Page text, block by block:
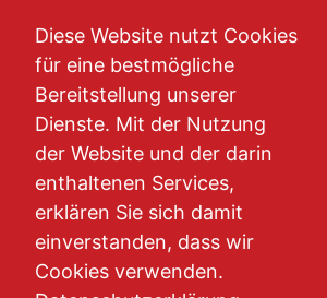
Diese Website nutzt Cookies
für eine bestmögliche
Bereitstellung unserer
Dienste. Mit der Nutzung
der Website und der darin
enthaltenen Services,
erklären Sie sich damit
einverstanden, dass wir
Cookies verwenden.
Artikel-Detailseite
Wissen &
6 Praxistipps für
E-Mail Marketing
Auf der Suche nach